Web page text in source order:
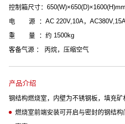
控制箱尺寸：650(W)×650(D)×1600(H)mm
电 源 ：AC 220V,10A，AC380V,15A
重 量 ：约 1500kg
客备气源 ： 丙烷，压缩空气
产品介绍
钢结构燃烧室，内壁为不锈钢板，填充矿
燃烧室前端安装可开启与密封的钢结